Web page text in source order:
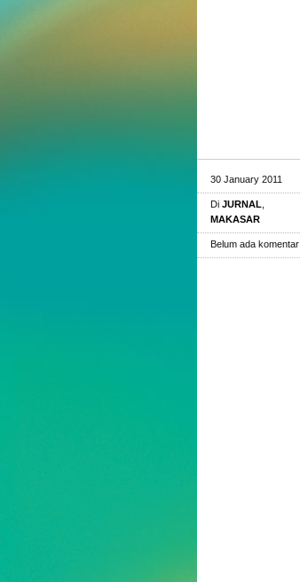
30 January 2011
Di JURNAL
MAKASAR
Belum ada komentar